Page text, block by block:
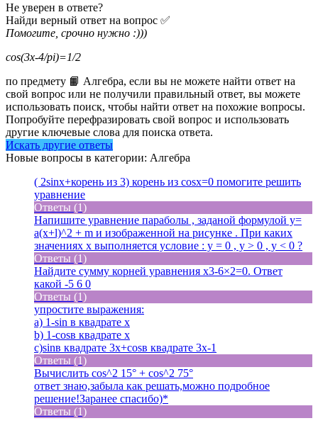
Не уверен в ответе?
Найди верный ответ на вопрос ✅
Помогите, срочно нужно :)))
cos(3x-4/pi)=1/2
по предмету 📙 Алгебра, если вы не можете найти ответ на
свой вопрос или не получили правильный ответ, вы можете
использовать поиск, чтобы найти ответ на похожие вопросы.
Попробуйте перефразировать свой вопрос и использовать
другие ключевые слова для поиска ответа.
Искать другие ответы
Новые вопросы в категории: Алгебра
( 2sinx+корень из 3) корень из cosx=0 помогите решить
уравнение
Ответы (1)
Напишите уравнение параболы , заданой формулой y=
a(x+l)^2 + m и изображенной на рисунке . При каких
значениях x выполняется условие : y = 0 , y > 0 , y < 0 ?
Ответы (1)
Найдите сумму корней уравнения x3-6×2=0. Ответ
какой -5 6 0
Ответы (1)
упростите выражения:
a) 1-sin в квадрате x
b) 1-cosв квадрате x
c)sinв квадрате 3x+cosв квадрате 3x-1
Ответы (1)
Вычислить cos^2 15° + cos^2 75°
ответ знаю,забыла как решать,можно подробное
решение!Заранее спасибо)*
Ответы (1)